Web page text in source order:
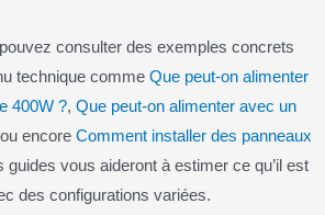
consulter des exemples concrets
technique comme Que peut-on alimenter
400W ?, Que peut-on alimenter avec un
encore Comment installer des panneaux
guides vous aideront à estimer ce qu’il est
des configurations variées.